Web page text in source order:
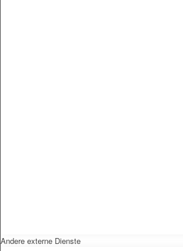
Andere externe Dienste